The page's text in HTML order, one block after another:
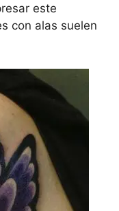
este
con alas suelen